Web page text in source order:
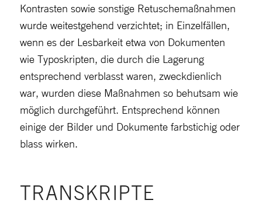
Kontrasten sowie sonstige Retuschemaßnahmen
wurde weitestgehend verzichtet; in Einzelfällen,
wenn es der Lesbarkeit etwa von Dokumenten
wie Typoskripten, die durch die Lagerung
entsprechend verblasst waren, zweckdienlich
war, wurden diese Maßnahmen so behutsam wie
möglich durchgeführt. Entsprechend können
einige der Bilder und Dokumente farbstichig oder
blass wirken.
TRANSKRIPTE